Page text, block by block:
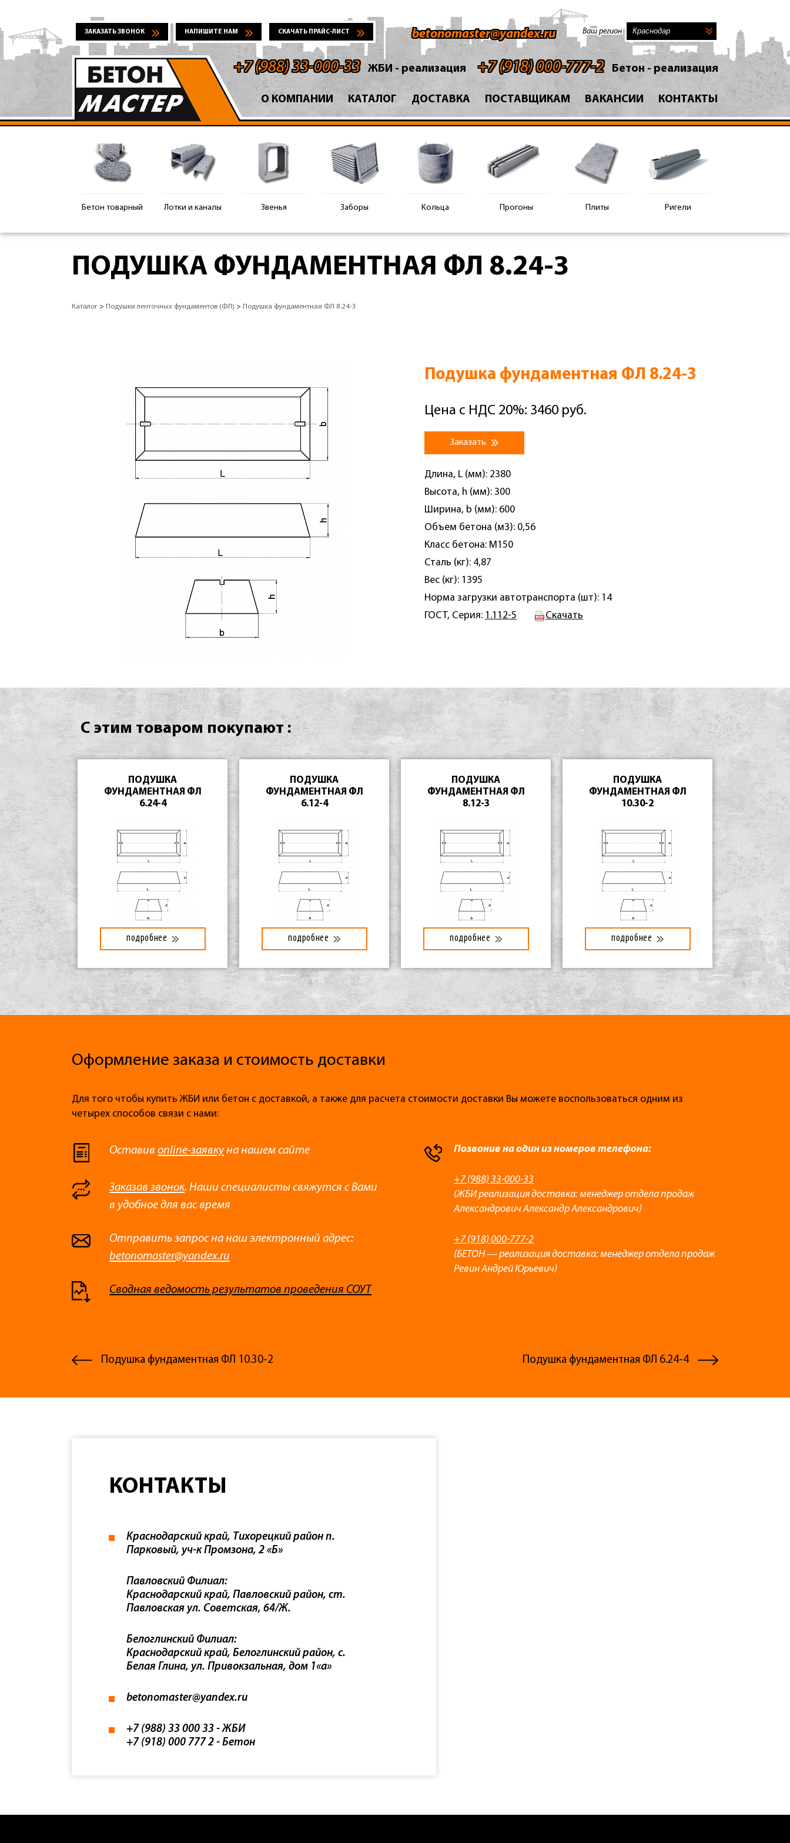
ЗАКАЗАТЬ ЗВОНОК НАПИШИТЕ НАМ СКАЧАТЬ ПРАЙС-ЛИСТ betonomaster@yandex.ru Ваш регион
+7 (988) 33-000-33 ЖБИ - реализация +7 (918) 000-777-2 Бетон - реализация
О КОМПАНИИ КАТАЛОГ ДОСТАВКА ПОСТАВЩИКАМ ВАКАНСИИ КОНТАКТЫ
Бетон товарный Лотки и каналы Звенья Заборы Кольца Прогоны Плиты Ригели
ПОДУШКА ФУНДАМЕНТНАЯ ФЛ 8.24-3
Каталог > Подушки ленточных фундаментов (ФЛ) > Подушка фундаментная ФЛ 8.24-3
Подушка фундаментная ФЛ 8.24-3
Цена с НДС 20%: 3460 руб.
Заказать
Длина, L (мм): 2380
Высота, h (мм): 300
Ширина, b (мм): 600
Объем бетона (м3): 0,56
Класс бетона: М150
Сталь (кг): 4,87
Вес (кг): 1395
Норма загрузки автотранспорта (шт): 14
ГОСТ, Серия: 1.112-5 Скачать
С этим товаром покупают :
ПОДУШКА
ФУНДАМЕНТНАЯ ФЛ
6.24-4
подробнее
ПОДУШКА
ФУНДАМЕНТНАЯ ФЛ
6.12-4
подробнее
ПОДУШКА
ФУНДАМЕНТНАЯ ФЛ
8.12-3
подробнее
ПОДУШКА
ФУНДАМЕНТНАЯ ФЛ
10.30-2
подробнее
Оформление заказа и стоимость доставки
Для того чтобы купить ЖБИ или бетон с доставкой, а также для расчета стоимости доставки Вы можете воспользоваться одним из
четырех способов связи с нами:
Оставив online-заявкуна нашем сайте
Заказав звонок. Наши специалисты свяжутся с Вами
в удобное для вас время
Отправить запрос на наш электронный адрес:
betonomaster@yandex.ru
Сводная ведомость результатов проведения СОУТ
Позвонив на один из номеров телефона:
+7 (988) 33-000-33
(ЖБИ реализация доставка: менеджер отдела продаж
Александрович Александр Александрович)
+7 (918) 000-777-2
(БЕТОН — реализация доставка: менеджер отдела продаж
Ревин Андрей Юрьевич)
Подушка фундаментная ФЛ 10.30-2 Подушка фундаментная ФЛ 6.24-4
КОНТАКТЫ
Краснодарский край, Тихорецкий район п.
Парковый, уч-к Промзона, 2 «Б»
Павловский Филиал:
Краснодарский край, Павловский район, ст.
Павловская ул. Советская, 64/Ж.
Белоглинский Филиал:
Краснодарский край, Белоглинский район, с.
Белая Глина, ул. Привокзальная, дом 1«а»
betonomaster@yandex.ru
+7 (988) 33 000 33 - ЖБИ
+7 (918) 000 777 2 - Бетон